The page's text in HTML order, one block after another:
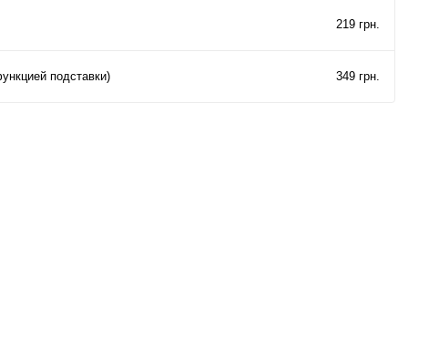
219 грн.
подставки) 349 грн.